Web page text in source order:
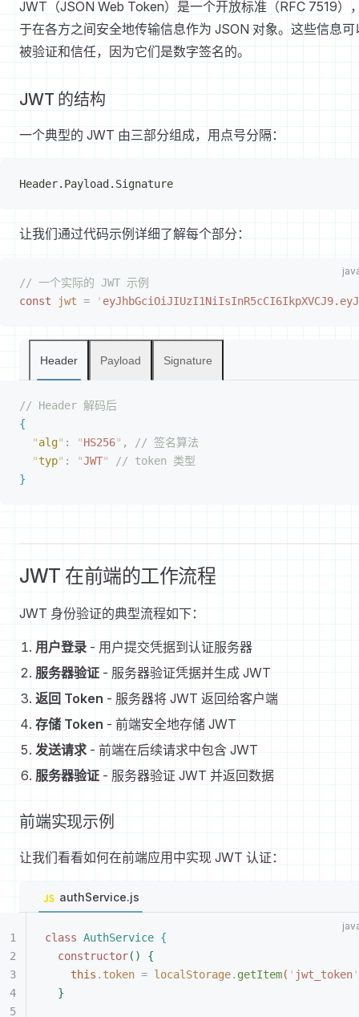
JWT（JSON Web Token）是一个开放标准（RFC 7519）
于在各方之间安全地传输信息作为 JSON 对象。这些信息可
被验证和信任，因为它们是数字签名的。
JWT 的结构
一个典型的 JWT 由三部分组成，用点号分隔：
Header.Payload.Signature
让我们通过代码示例详细了解每个部分：
// 一个实际的 JWT 示例
const jwt = '
Header Payload Signature
// Header 解码后
{
"alg" : "HS256" ,
// 签名算法
"typ" : "JWT"
// token 类型
}
JWT 在前端的工作流程
JWT 身份验证的典型流程如下：
用户登录 - 用户提交凭据到认证服务器
服务器验证 - 服务器验证凭据并生成 JWT
返回 Token - 服务器将 JWT 返回给客户端
存储 Token - 前端安全地存储 JWT
发送请求 - 前端在后续请求中包含 JWT
服务器验证 - 服务器验证 JWT 并返回数据
前端实现示例
让我们看看如何在前端应用中实现 JWT 认证：
authService.js
class AuthService {
constructor( )
{
this . token = localStorage. getItem( ' jwt_token'
}